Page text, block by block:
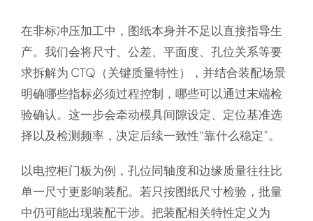
在非标冲压加工中，图纸本身并不足以直接指导生
产。我们会将尺寸、公差、平面度、孔位关系等要
求拆解为 CTQ（关键质量特性），并结合装配场景
明确哪些指标必须过程控制，哪些可以通过末端检
验确认。这一步会牵动模具间隙设定、定位基准选
择以及检测频率，决定后续一致性“靠什么稳定”。
以电控柜门板为例，孔位同轴度和边缘质量往往比
单一尺寸更影响装配。若只按图纸尺寸检验，批量
中仍可能出现装配干涉。把装配相关特性定义为